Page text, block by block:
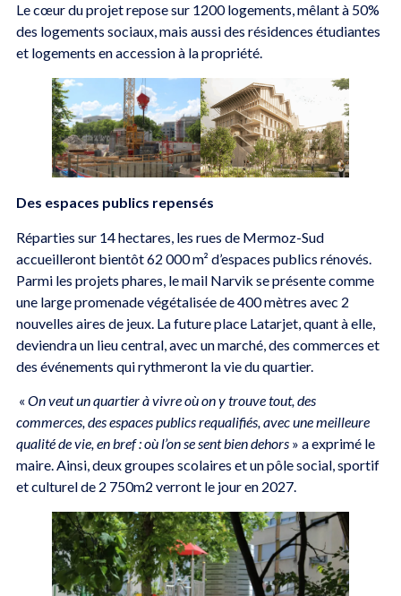
Le cœur du projet repose sur 1200 logements, mêlant à 50%
des logements sociaux, mais aussi des résidences étudiantes
et logements en accession à la propriété.
Des espaces publics repensés
Réparties sur 14 hectares, les rues de Mermoz-Sud
accueilleront bientôt 62 000 m² d’espaces publics rénovés.
Parmi les projets phares, le mail Narvik se présente comme
une large promenade végétalisée de 400 mètres avec 2
nouvelles aires de jeux. La future place Latarjet, quant à elle,
deviendra un lieu central, avec un marché, des commerces et
des événements qui rythmeront la vie du quartier.
« On veut un quartier à vivre où on y trouve tout, des
commerces, des espaces publics requalifiés, avec une meilleure
qualité de vie, en bref : où l’on se sent bien dehors» a exprimé le
maire. Ainsi, deux groupes scolaires et un pôle social, sportif
et culturel de 2 750m2 verront le jour en 2027.